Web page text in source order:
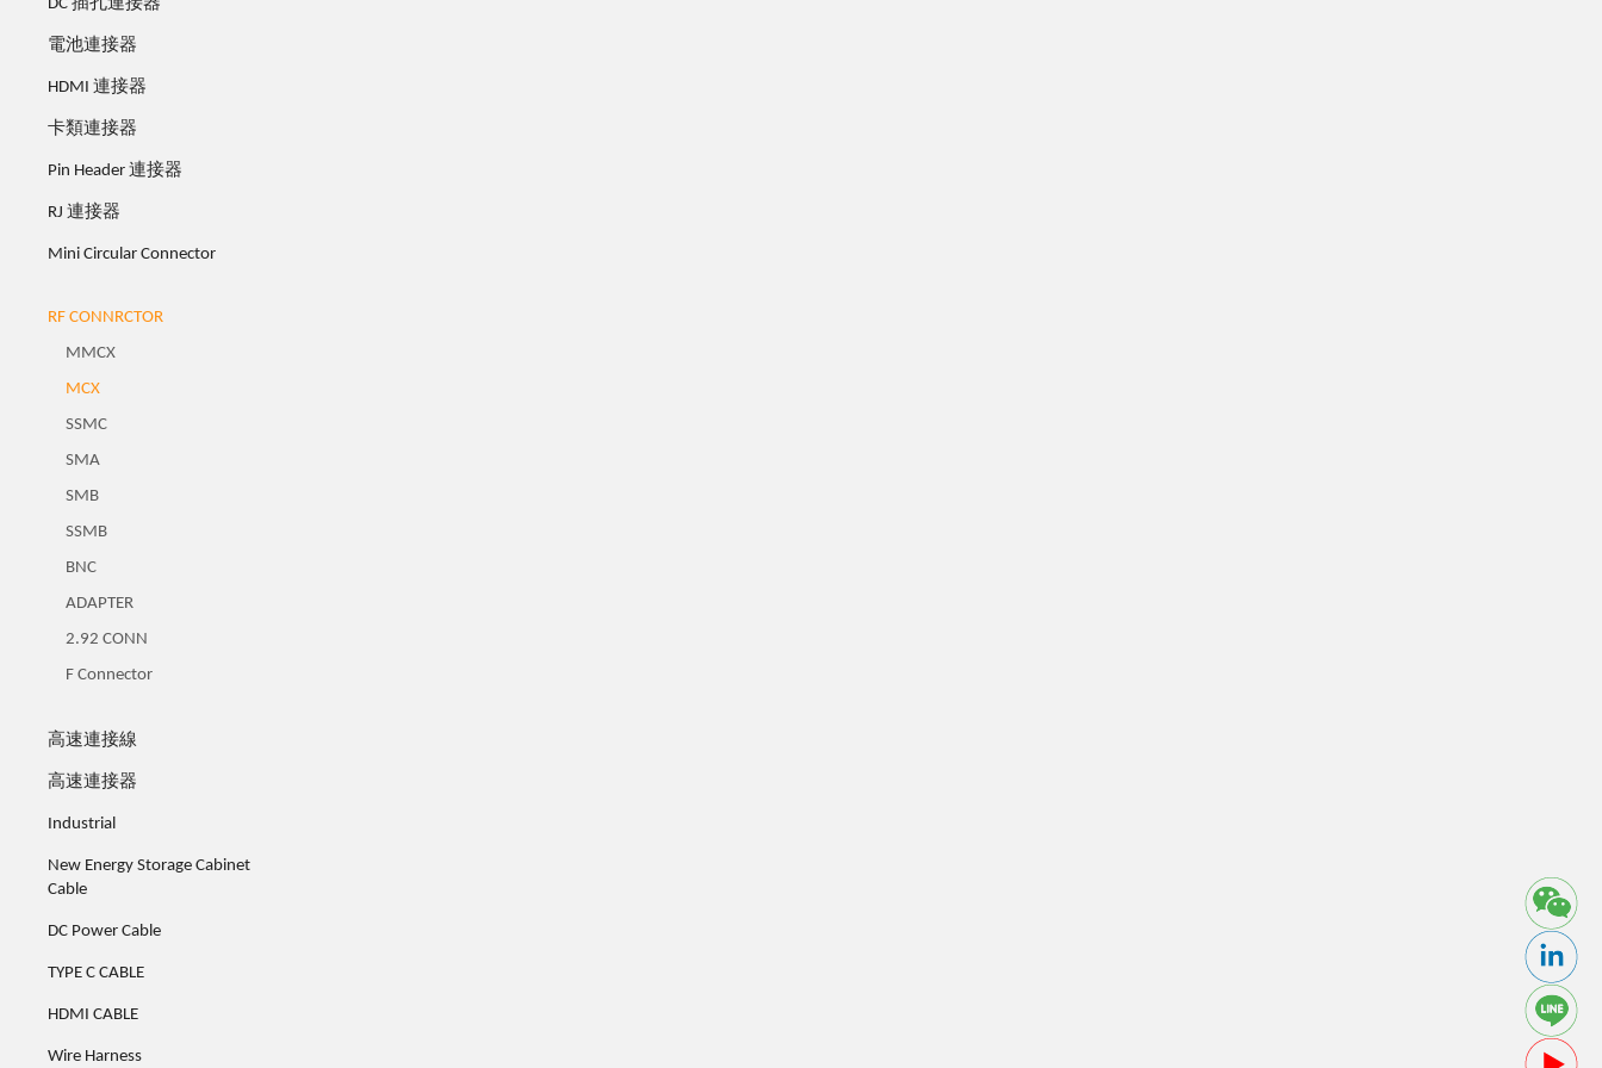
DC 插孔連接器
電池連接器
HDMI 連接器
卡類連接器
Pin Header 連接器
RJ 連接器
Mini Circular Connector
RF CONNRCTOR
MMCX
MCX
SSMC
SMA
SMB
SSMB
BNC
ADAPTER
2.92 CONN
F Connector
高速連接線
高速連接器
Industrial
New Energy Storage Cabinet
Cable
DC Power Cable
TYPE C CABLE
HDMI CABLE
Wire Harness